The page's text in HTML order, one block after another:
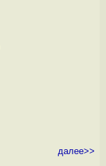
далее>>